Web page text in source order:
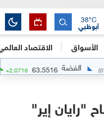
الأسواق الاقتصاد
أبوظبي
38°C
الفضة 63.5516
+ 2.0716
%)
"رايان إير"